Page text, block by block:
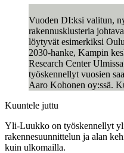
Vuoden DI:ksi valitun,
rakennusklusteria
löytyvät esimerkiksi
2030-hanke, Kampin
Research Center
työskennellyt vuosien
Aaro Kohonen oy:ssä.
Kuuntele juttu
Yli-Luukko on työskennellyt
rakennesuunnittelun ja alan
kuin ulkomailla.